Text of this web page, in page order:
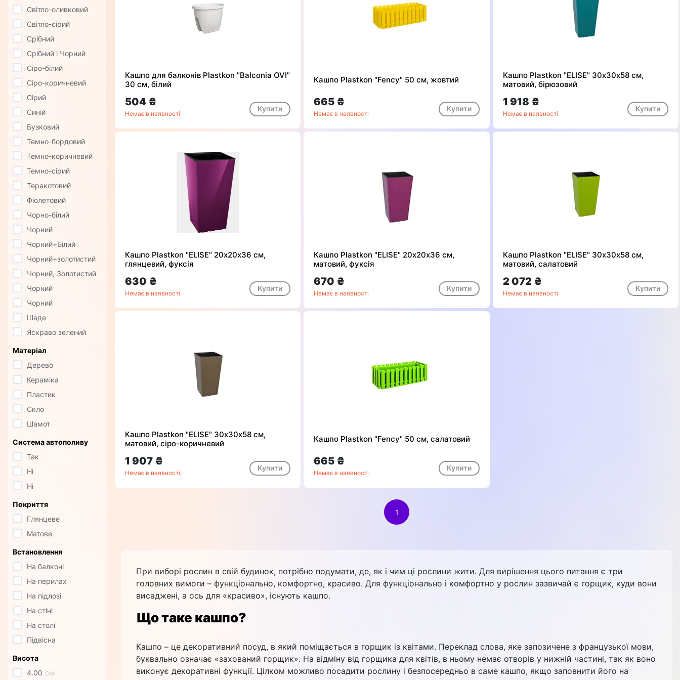
Світло-оливковий
Світло-сірий
Срібний
Срібний і Чорний
Сіро-білий
Сіро-коричневий
Сірий
Синій
Бузковий
Темно-бордовий
Темно-коричневий
Темно-сірий
Теракотовий
Фіолетовий
Чорно-білий
Чорний
Чорний+Білий
Чорний+золотистий
Чорний, Золотистий
Чорний
Чорний
Шаде
Яскраво зелений
Матеріал
Дерево
Кераміка
Пластик
Скло
Шамот
Система автополиву
Так
Ні
Ні
Покриття
Глянцеве
Матове
Встановлення
На балконі
На перилах
На підлозі
На стіні
На столі
Підвісна
Висота
4.00 см
Кашпо для балконів Plastkon "Balconia OVI"
30 см, білий
504 ₴
Немає в наявності
Купити
Кашпо Plastkon "Fency" 50 см, жовтий
665 ₴
Немає в наявності
Купити
Кашпо Plastkon "ELISE" 30х30х58 см,
матовий, бірюзовий
1 918 ₴
Немає в наявності
Купити
Кашпо Plastkon "ELISE" 20х20х36 см,
глянцевий, фуксія
630 ₴
Немає в наявності
Купити
Кашпо Plastkon "ELISE" 20х20х36 см,
матовий, фуксія
670 ₴
Немає в наявності
Купити
Кашпо Plastkon "ELISE" 30х30х58 см,
матовий, салатовий
2 072 ₴
Немає в наявності
Купити
Кашпо Plastkon "ELISE" 30х30х58 см,
матовий, сіро-коричневий
1 907 ₴
Немає в наявності
Купити
Кашпо Plastkon "Fency" 50 см, салатовий
665 ₴
Немає в наявності
Купити
1
При виборі рослин в свій будинок, потрібно подумати, де, як і чим ці рослини жити. Для вирішення цього питання є три
головних вимоги – функціонально, комфортно, красиво. Для функціонально і комфортно у рослин зазвичай є горщик, куди вони
висаджені, а ось для «красиво», існують кашпо.
Що таке кашпо?
Кашпо – це декоративний посуд, в який поміщається в горщик із квітами. Переклад слова, яке запозичене з французької мови,
буквально означає «захований горщик». На відміну від горщика для квітів, в ньому немає отворів у нижній частині, так як воно
виконує декоративні функції. Цілком можливо посадити рослину і безпосередньо в саме кашпо, якщо заповнити його на